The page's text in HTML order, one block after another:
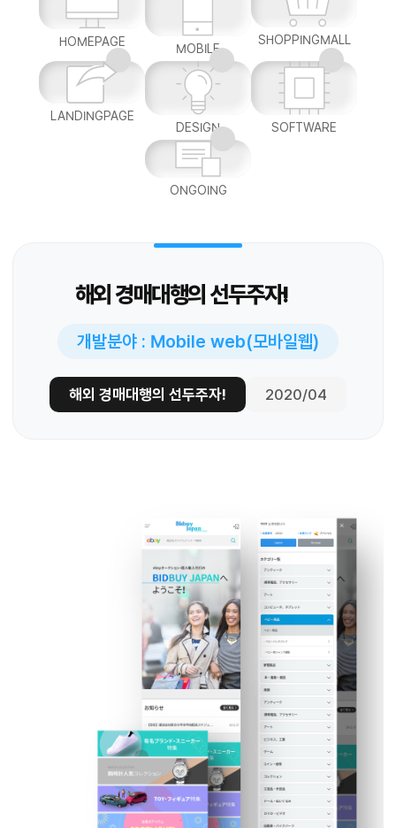
HOMEPAGE MOBILE
SHOPPINGMALL
LANDINGPAGE
DESIGN
SOFTWARE
ONGOING
해외 경매대행의 선두주자!
개발분야 : Mobile web(모바일웹)
해외 경매대행의 선두주자! 2020/04